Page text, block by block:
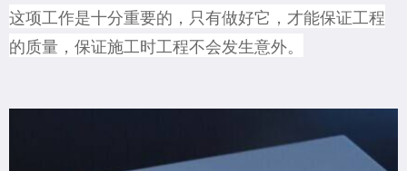
这项工作是十分重要的，只有做好它，才能保证工程
的质量，保证施工时工程不会发生意外。